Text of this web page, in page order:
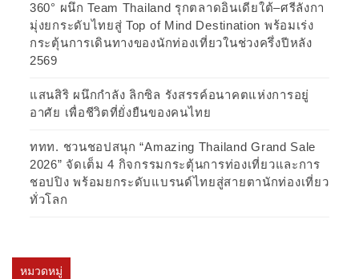
360° ผนึก Team Thailand รุกตลาดอินเดียใต้–ศรีลังกา
มุ่งยกระดับไทยสู่ Top of Mind Destination พร้อมเร่ง
กระตุ้นการเดินทางของนักท่องเที่ยวในช่วงครึ่งปีหลัง
2569
แสนสิริ ผนึกกำลัง ลิกซิล รังสรรค์อนาคตแห่งการอยู่
อาศัย เพื่อชีวิตที่ยั่งยืนของคนไทย
ททท. ชวนชอปสนุก “Amazing Thailand Grand Sale
2026” จัดเต็ม 4 กิจกรรมกระตุ้นการท่องเที่ยวและการ
ชอปปิง พร้อมยกระดับแบรนด์ไทยสู่สายตานักท่องเที่ยว
ทั่วโลก
หมวดหมู่